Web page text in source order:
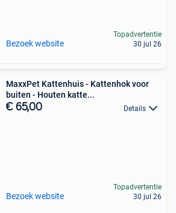
Bezoek website
Topadvertentie
30 jul 26
MaxxPet Kattenhuis - Kattenhok voor
buiten - Houten katte...
€ 65,00 Details
Bezoek website
Topadvertentie
30 jul 26